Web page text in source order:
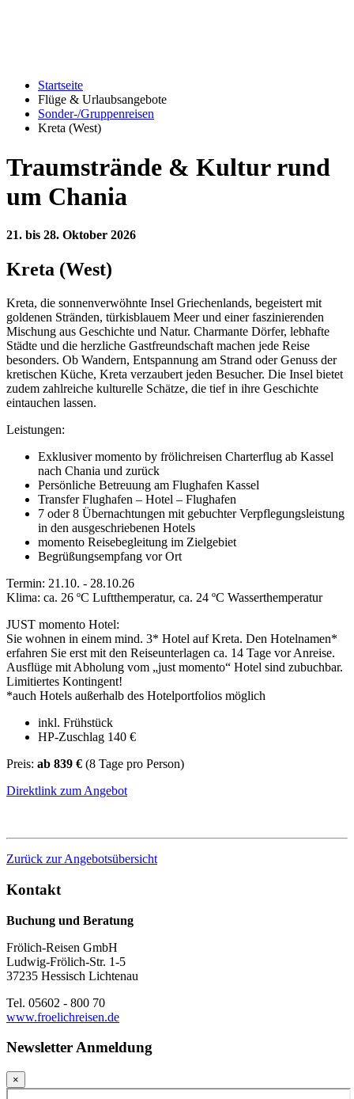
Startseite
Flüge & Urlaubsangebote
Sonder-/Gruppenreisen
Kreta (West)
Traumstrände & Kultur rund
um Chania
21. bis 28. Oktober 2026
Kreta (West)
Kreta, die sonnenverwöhnte Insel Griechenlands, begeistert mit
goldenen Stränden, türkisblauem Meer und einer faszinierenden
Mischung aus Geschichte und Natur. Charmante Dörfer, lebhafte
Städte und die herzliche Gastfreundschaft machen jede Reise
besonders. Ob Wandern, Entspannung am Strand oder Genuss der
kretischen Küche, Kreta verzaubert jeden Besucher. Die Insel bietet
zudem zahlreiche kulturelle Schätze, die tief in ihre Geschichte
eintauchen lassen.
Leistungen:
Exklusiver momento by frölichreisen Charterflug ab Kassel
nach Chania und zurück
Persönliche Betreuung am Flughafen Kassel
Transfer Flughafen – Hotel – Flughafen
7 oder 8 Übernachtungen mit gebuchter Verpflegungsleistung
in den ausgeschriebenen Hotels
momento Reisebegleitung im Zielgebiet
Begrüßungsempfang vor Ort
Termin: 21.10. - 28.10.26
Klima: ca. 26 ºC Luftthemperatur, ca. 24 ºC Wasserthemperatur
JUST momento Hotel:
Sie wohnen in einem mind. 3* Hotel auf Kreta. Den Hotelnamen*
erfahren Sie erst mit den Reiseunterlagen ca. 14 Tage vor Anreise.
Ausflüge mit Abholung vom „just momento“ Hotel sind zubuchbar.
Limitiertes Kontingent!
*auch Hotels außerhalb des Hotelportfolios möglich
inkl. Frühstück
HP-Zuschlag 140 €
Preis: ab 839 € (8 Tage pro Person)
Direktlink zum Angebot
Zurück zur Angebotsübersicht
Kontakt
Buchung und Beratung
Frölich-Reisen GmbH
Ludwig-Frölich-Str. 1-5
37235 Hessisch Lichtenau
Tel. 05602 - 800 70
www.froelichreisen.de
Newsletter Anmeldung
×